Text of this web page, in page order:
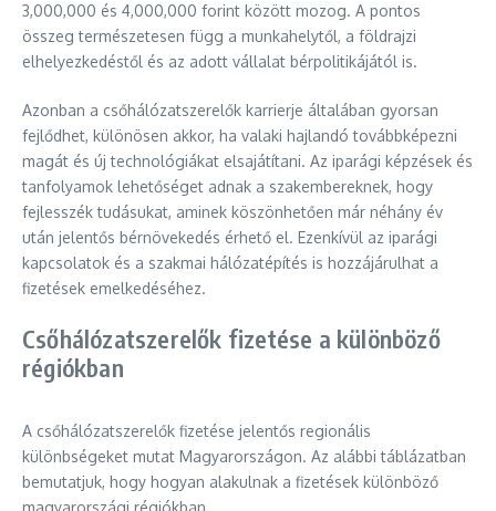
3,000,000 és 4,000,000 forint között mozog. A pontos
összeg természetesen függ a munkahelytől, a földrajzi
elhelyezkedéstől és az adott vállalat bérpolitikájától is.
Azonban a csőhálózatszerelők karrierje általában gyorsan
fejlődhet, különösen akkor, ha valaki hajlandó továbbképezni
magát és új technológiákat elsajátítani. Az iparági képzések és
tanfolyamok lehetőséget adnak a szakembereknek, hogy
fejlesszék tudásukat, aminek köszönhetően már néhány év
után jelentős bérnövekedés érhető el. Ezenkívül az iparági
kapcsolatok és a szakmai hálózatépítés is hozzájárulhat a
fizetések emelkedéséhez.
Csőhálózatszerelők fizetése a különböző
régiókban
A csőhálózatszerelők fizetése jelentős regionális
különbségeket mutat Magyarországon. Az alábbi táblázatban
bemutatjuk, hogy hogyan alakulnak a fizetések különböző
magyarországi régiókban.